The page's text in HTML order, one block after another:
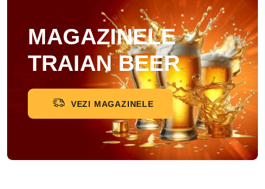
MAGAZINELE
TRAIAN BEER
VEZI MAGAZINELE